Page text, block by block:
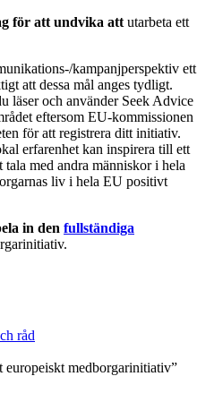
för att undvika att utarbeta ett
kampanjperspektiv ett
att dessa mål anges tydligt.
läser och använder Seek Advice
eftersom EU-kommissionen
för att registrera ditt initiativ.
erfarenhet kan inspirera till ett
med andra människor i hela
liv i hela EU positivt
in den fullständiga
råd
medborgarinitiativ”